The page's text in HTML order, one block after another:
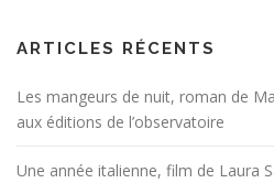
ARTICLES RÉCENTS
Les mangeurs de nuit, roman de
aux éditions de l’observatoire
Une année italienne, film de Laura